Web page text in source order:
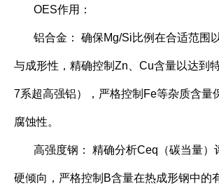
OES作用：
铝合金： 确保Mg/Si比例在合适范围
与成形性，精确控制Zn、Cu含量以达到
7系超高强铝），严格控制Fe等杂质含量
腐蚀性。
高强度钢： 精确分析Ceq（碳当量）
硬倾向，严格控制B含量在热成形钢中的